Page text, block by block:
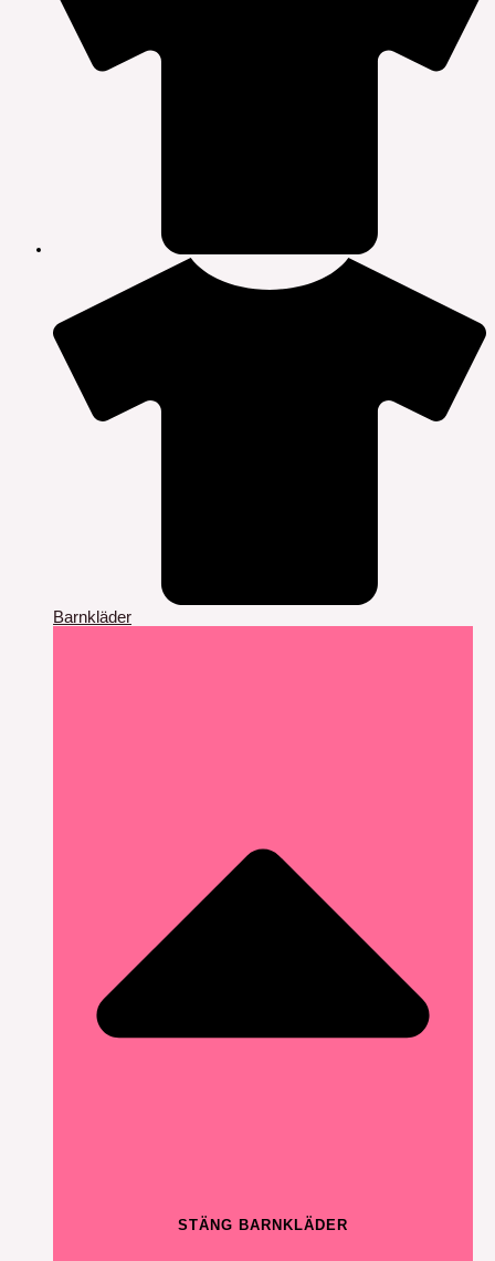
Barnkläder
STÄNG BARNKLÄDER